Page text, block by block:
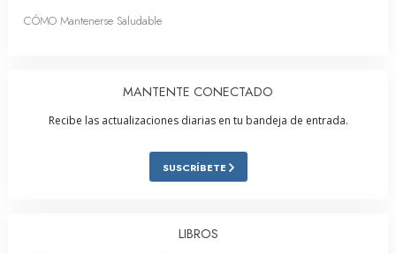
CÓMO Mantenerse Saludable
MANTENTE CONECTADO
Recibe las actualizaciones diarias en tu bandeja de entrada.
SUSCRÍBETE
LIBROS